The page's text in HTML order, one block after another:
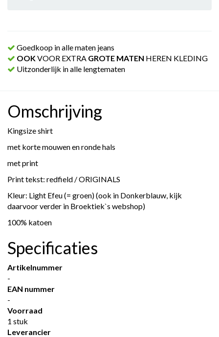
Goedkoop in alle maten jeans
OOKVOOR EXTRA GROTE MATEN HEREN KLEDING
Uitzonderlijk in alle lengtematen
Omschrijving
Kingsize shirt
met korte mouwen en ronde hals
met print
Print tekst: redfield / ORIGINALS
Kleur: Light Efeu (= groen) (ook in Donkerblauw, kijk
daarvoor verder in Broektiek`s webshop)
100% katoen
Specificaties
Artikelnummer
-
EAN nummer
-
Voorraad
1 stuk
Leverancier